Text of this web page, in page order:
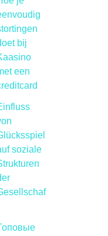
bij
een
soziale